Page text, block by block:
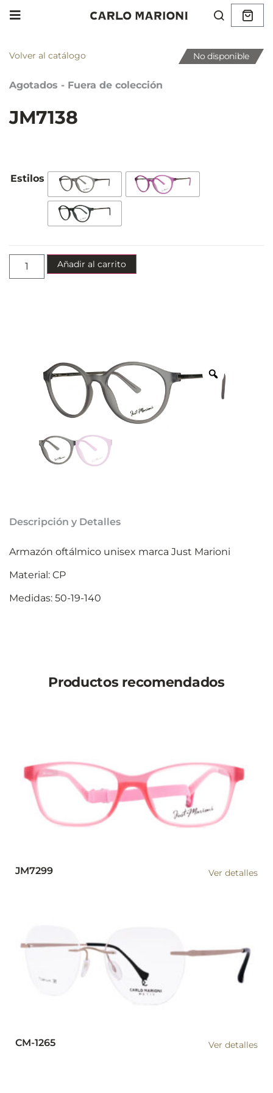
Descripción y Detalles
Armazón oftálmico unisex marca Just Marioni
Material: CP
Medidas: 50-19-140
Volver al catálogo
Agotados - Fuera de colección
JM7138
No disponible
Añadir al carrito
Productos recomendados
JM7299 Ver detalles
CM-1265 Ver detalles